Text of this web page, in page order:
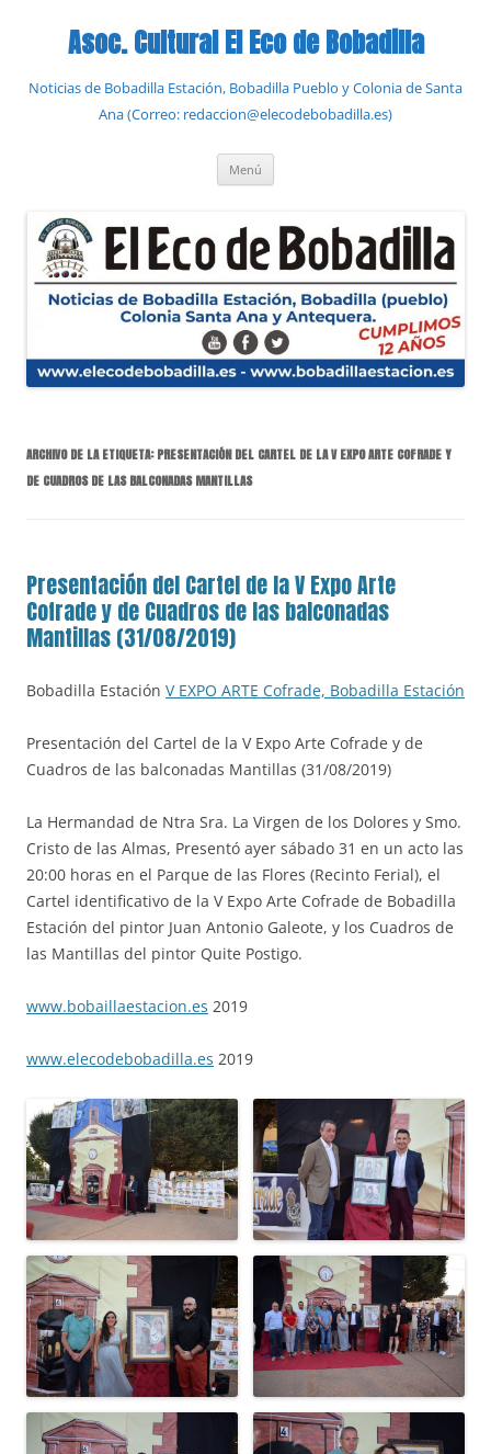
contenidoAsoc. Cultural El Eco de Bobadilla
Noticias de Bobadilla Estación, Bobadilla Pueblo y Colonia de Santa
Ana (Correo: redaccion@elecodebobadilla.es)
Menú
ARCHIVO DE LA ETIQUETA:PRESENTACIÓN DEL CARTEL DE LA V EXPO ARTE COFRADE Y
DE CUADROS DE LAS BALCONADAS MANTILLAS
Presentación del Cartel de la V Expo Arte
Cofrade y de Cuadros de las balconadas
Mantillas (31/08/2019)
Bobadilla Estación V EXPO ARTE Cofrade, Bobadilla Estación
Presentación del Cartel de la V Expo Arte Cofrade y de
Cuadros de las balconadas Mantillas (31/08/2019)
La Hermandad de Ntra Sra. La Virgen de los Dolores y Smo.
Cristo de las Almas, Presentó ayer sábado 31 en un acto las
20:00 horas en el Parque de las Flores (Recinto Ferial), el
Cartel identificativo de la V Expo Arte Cofrade de Bobadilla
Estación del pintor Juan Antonio Galeote, y los Cuadros de
las Mantillas del pintor Quite Postigo.
www.bobaillaestacion.es 2019
www.elecodebobadilla.es 2019